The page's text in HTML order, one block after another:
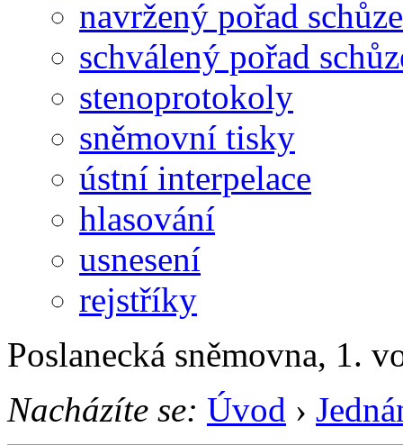
navržený pořad schůze
schválený pořad
stenoprotokoly
sněmovní tisky
ústní interpelace
hlasování
usnesení
rejstříky
Poslanecká sněmovna, 1.
Nacházíte se: Úvod ›